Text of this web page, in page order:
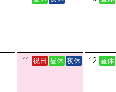
11 祝日 昼休 夜休 12 昼休